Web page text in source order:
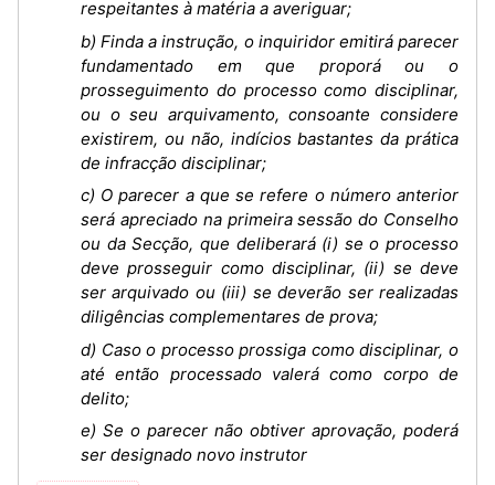
respeitantes à matéria a averiguar;
b) Finda a instrução, o inquiridor emitirá parecer
fundamentado em que proporá ou o
prosseguimento do processo como disciplinar,
ou o seu arquivamento, consoante considere
existirem, ou não, indícios bastantes da prática
de infracção disciplinar;
c) O parecer a que se refere o número anterior
será apreciado na primeira sessão do Conselho
ou da Secção, que deliberará (i) se o processo
deve prosseguir como disciplinar, (ii) se deve
ser arquivado ou (iii) se deverão ser realizadas
diligências complementares de prova;
d) Caso o processo prossiga como disciplinar, o
até então processado valerá como corpo de
delito;
e) Se o parecer não obtiver aprovação, poderá
ser designado novo instrutor